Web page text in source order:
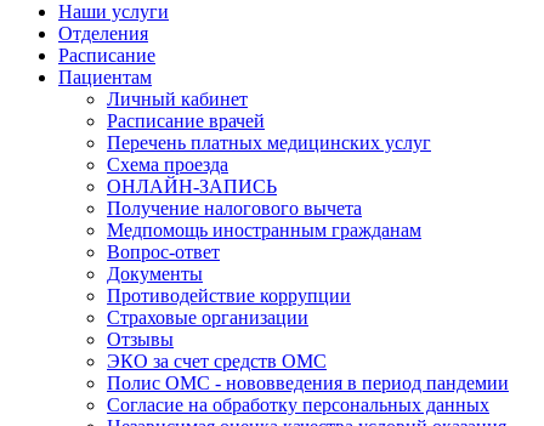
Наши услуги
Отделения
Расписание
Пациентам
Личный кабинет
Расписание врачей
Перечень платных медицинских услуг
Схема проезда
ОНЛАЙН-ЗАПИСЬ
Получение налогового вычета
Медпомощь иностранным гражданам
Вопрос-ответ
Документы
Противодействие коррупции
Страховые организации
Отзывы
ЭКО за счет средств ОМС
Полис ОМС - нововведения в период пандемии
Согласие на обработку персональных данных